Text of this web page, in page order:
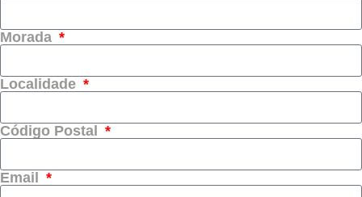
Morada
Localidade
Código Postal
Email